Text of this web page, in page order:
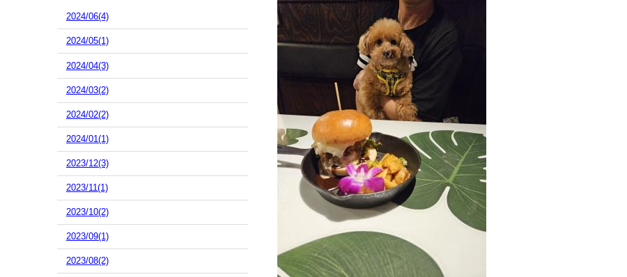
2024/06(4)
2024/05(1)
2024/04(3)
2024/03(2)
2024/02(2)
2024/01(1)
2023/12(3)
2023/11(1)
2023/10(2)
2023/09(1)
2023/08(2)